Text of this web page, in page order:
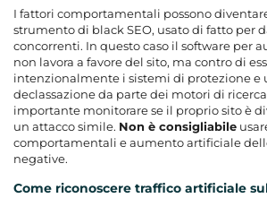
I fattori comportamentali possono
strumento di black SEO, usato di fatto per
concorrenti. In questo caso il software per
non lavora a favore del sito, ma contro di
intenzionalmente i sistemi di protezione e
declassazione da parte dei motori di
importante monitorare se il proprio sito è
un attacco simile. Non è consigliabile
comportamentali e aumento artificiale
negative.
Come riconoscere traffico artificiale